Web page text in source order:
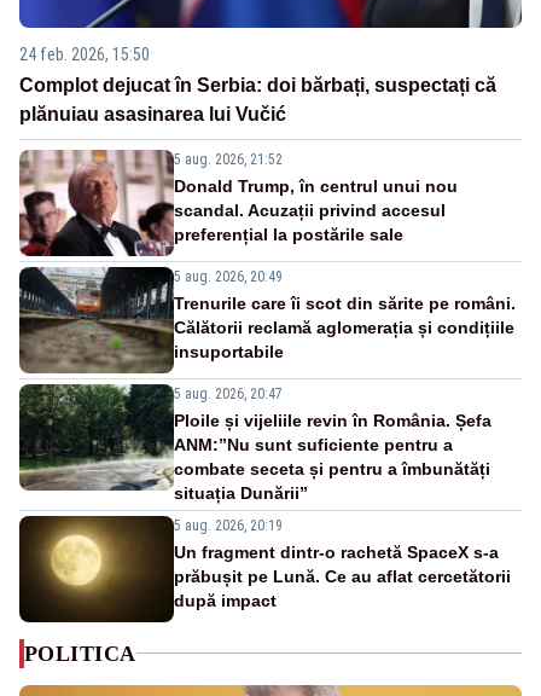
24 feb. 2026, 15:50
Complot dejucat în Serbia: doi bărbați, suspectați că
plănuiau asasinarea lui Vučić
5 aug. 2026, 21:52
Donald Trump, în centrul unui nou
scandal. Acuzații privind accesul
preferențial la postările sale
5 aug. 2026, 20:49
Trenurile care îi scot din sărite pe români.
Călătorii reclamă aglomerația și condițiile
insuportabile
5 aug. 2026, 20:47
Ploile și vijeliile revin în România. Șefa
ANM:”Nu sunt suficiente pentru a
combate seceta și pentru a îmbunătăți
situația Dunării”
5 aug. 2026, 20:19
Un fragment dintr-o rachetă SpaceX s-a
prăbușit pe Lună. Ce au aflat cercetătorii
după impact
POLITICA